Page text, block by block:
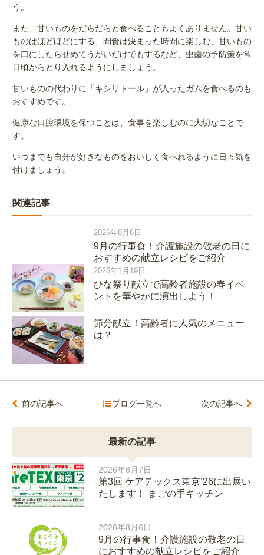
う。
また、甘いものをだらだらと食べることもよくありません。甘い
ものはほどほどにする、間食は決まった時間に楽しむ、甘いもの
を口にしたらせめてうがいだけでもするなど、虫歯の予防策を常
日頃からとり入れるようにしましょう。
甘いものの代わりに「キシリトール」が入ったガムを食べるのも
おすすめです。
健康な口腔環境を保つことは、食事を楽しむのに大切なことで
す。
いつまでも自分が好きなものをおいしく食べれるように日々気を
付けましょう。
関連記事
2026年8月6日
9月の行事食！介護施設の敬老の日に
おすすめの献立レシピをご紹介
2026年1月19日
ひな祭り献立で高齢者施設の春イベ
ントを華やかに演出しよう！
節分献立！高齢者に人気のメニュー
は？
前の記事へ ブログ一覧へ 次の記事へ
最新の記事
2026年8月7日
第3回 ケアテックス東京’26に出展い
たします！ まごの手キッチン
2026年8月6日
9月の行事食！介護施設の敬老の日
におすすめの献立レシピをご紹介